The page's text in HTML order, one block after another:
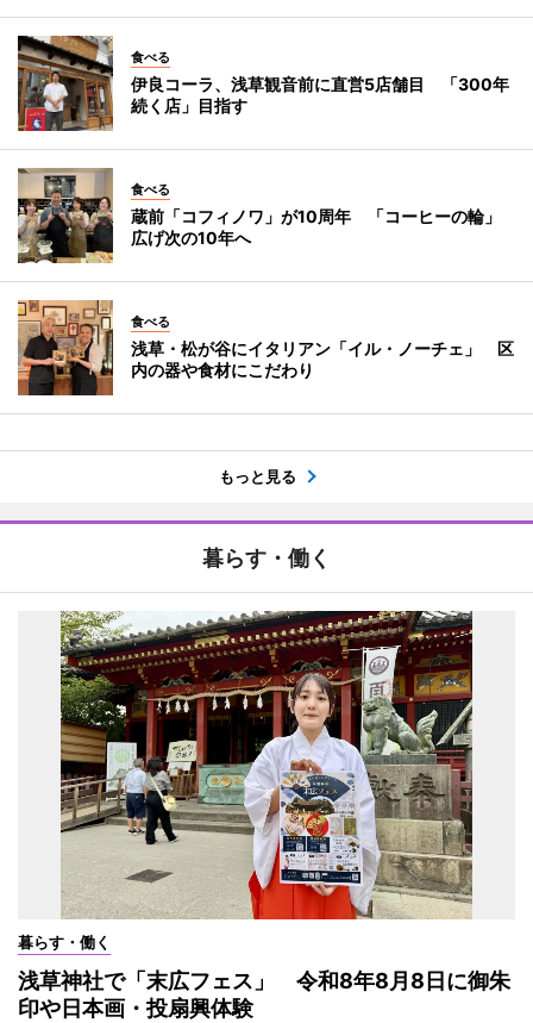
食べる
伊良コーラ、浅草観音前に直営5店舗目 「300年
続く店」目指す
食べる
蔵前「コフィノワ」が10周年 「コーヒーの輪」
広げ次の10年へ
食べる
浅草・松が谷にイタリアン「イル・ノーチェ」 区
内の器や食材にこだわり
もっと見る
暮らす・働く
暮らす・働く
浅草神社で「末広フェス」 令和8年8月8日に御朱
印や日本画・投扇興体験